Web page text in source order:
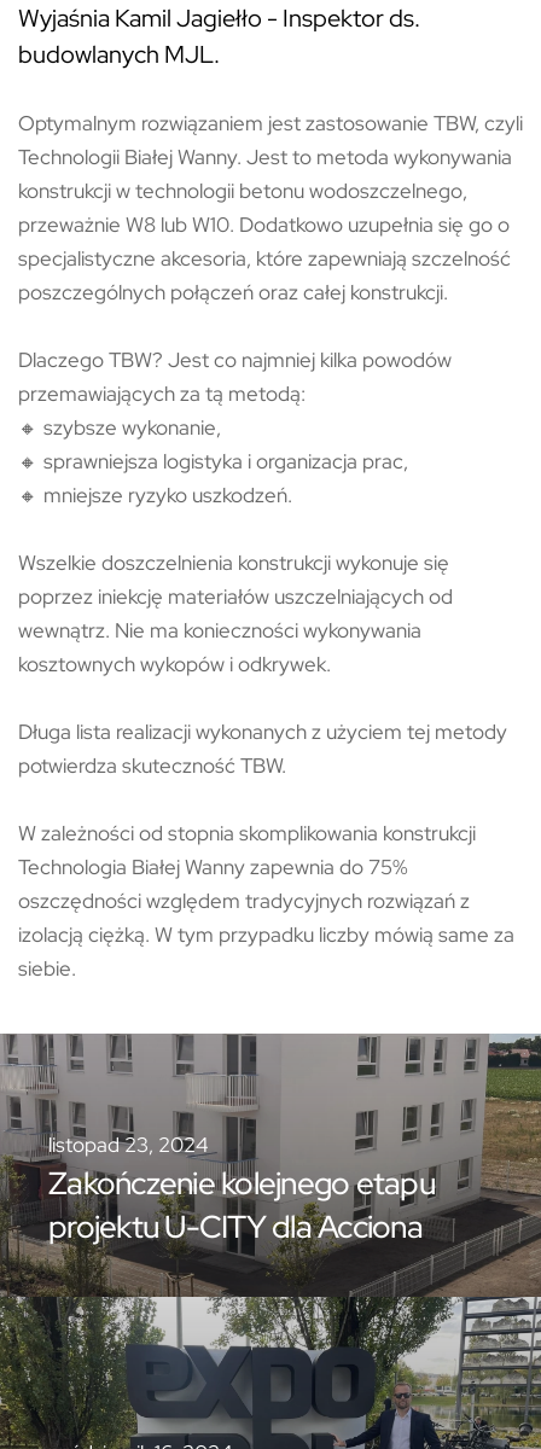
Wyjaśnia Kamil Jagiełło - Inspektor ds.
budowlanych MJL.
Optymalnym rozwiązaniem jest zastosowanie TBW, czyli
Technologii Białej Wanny. Jest to metoda wykonywania
konstrukcji w technologii betonu wodoszczelnego,
przeważnie W8 lub W10. Dodatkowo uzupełnia się go o
specjalistyczne akcesoria, które zapewniają szczelność
poszczególnych połączeń oraz całej konstrukcji.
Dlaczego TBW? Jest co najmniej kilka powodów
przemawiających za tą metodą:
🔸 szybsze wykonanie,
🔸 sprawniejsza logistyka i organizacja prac,
🔸 mniejsze ryzyko uszkodzeń.
Wszelkie doszczelnienia konstrukcji wykonuje się
poprzez iniekcję materiałów uszczelniających od
wewnątrz. Nie ma konieczności wykonywania
kosztownych wykopów i odkrywek.
Długa lista realizacji wykonanych z użyciem tej metody
potwierdza skuteczność TBW.
W zależności od stopnia skomplikowania konstrukcji
Technologia Białej Wanny zapewnia do 75%
oszczędności względem tradycyjnych rozwiązań z
izolacją ciężką. W tym przypadku liczby mówią same za
siebie.
listopad 23, 2024
Zakończenie kolejnego etapu
projektu U-CITY dla Acciona